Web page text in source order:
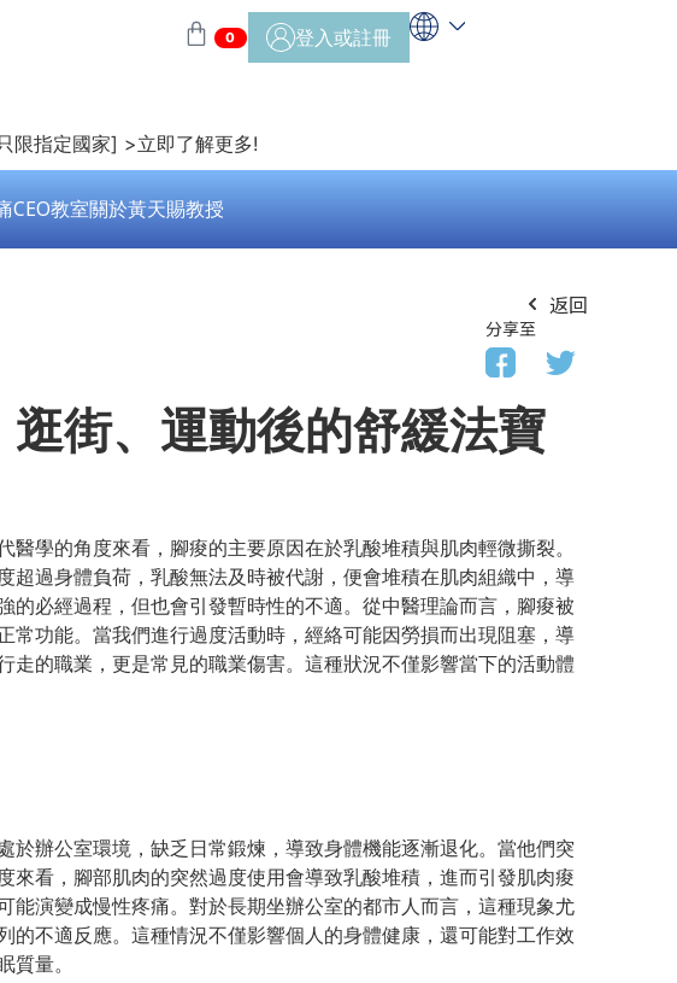
0 登入或註冊
限指定國家] >立即了解更多!
CEO教室關於黃天賜教授
返回
分享至
逛街、運動後的舒緩法寶
學的角度來看，腳痠的主要原因在於乳酸堆積與肌肉輕微撕裂。
過身體負荷，乳酸無法及時被代謝，便會堆積在肌肉組織中，導
必經過程，但也會引發暫時性的不適。從中醫理論而言，腳痠被
功能。當我們進行過度活動時，經絡可能因勞損而出現阻塞，導
的職業，更是常見的職業傷害。這種狀況不僅影響當下的活動體
辦公室環境，缺乏日常鍛煉，導致身體機能逐漸退化。當他們突
看，腳部肌肉的突然過度使用會導致乳酸堆積，進而引發肌肉痠
演變成慢性疼痛。對於長期坐辦公室的都市人而言，這種現象尤
不適反應。這種情況不僅影響個人的身體健康，還可能對工作效
量。